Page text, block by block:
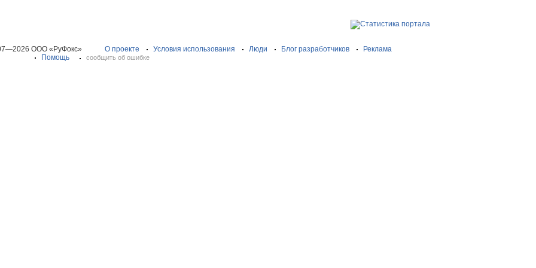
ООО «РуФокс» О проекте Условия использования Люди Блог разработчиков
Реклама
Помощь
сообщить об ошибке